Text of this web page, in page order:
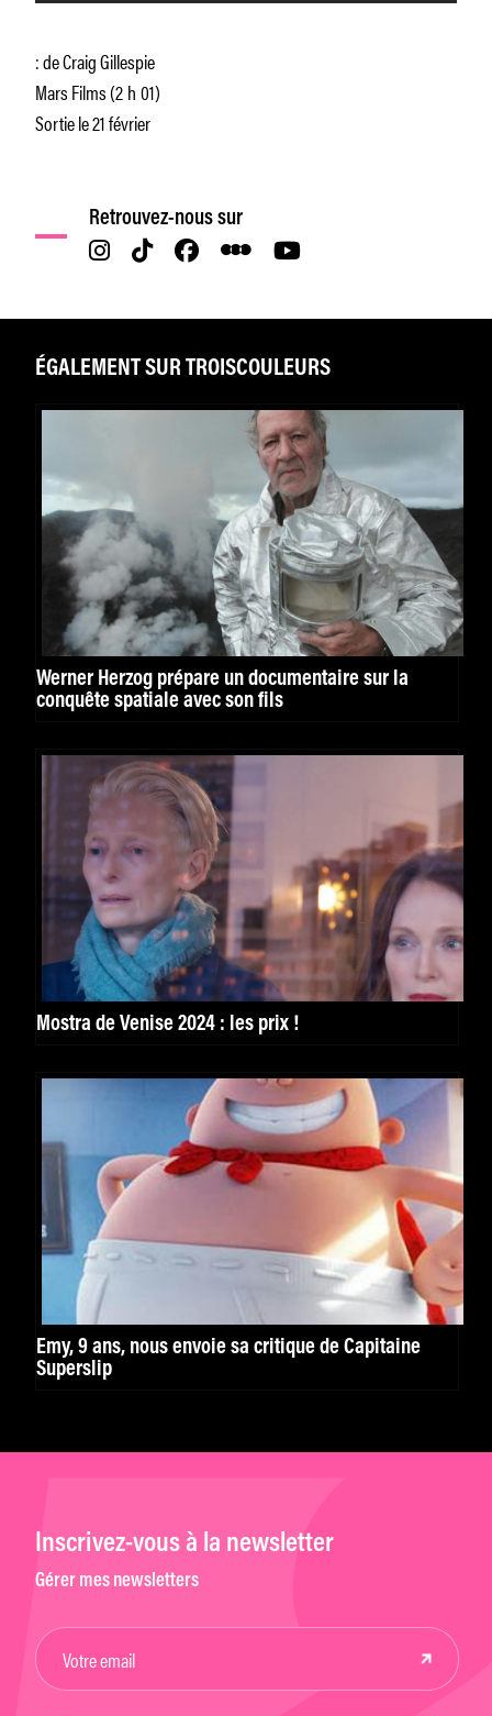
: de Craig Gillespie
Mars Films (2 h 01)
Sortie le 21 février
Retrouvez-nous sur
ÉGALEMENT SUR TROISCOULEURS
Werner Herzog prépare un documentaire sur la
conquête spatiale avec son fils
Mostra de Venise 2024 : les prix !
Emy, 9 ans, nous envoie sa critique de Capitaine
Superslip
Inscrivez-vous à la newsletter
Gérer mes newsletters